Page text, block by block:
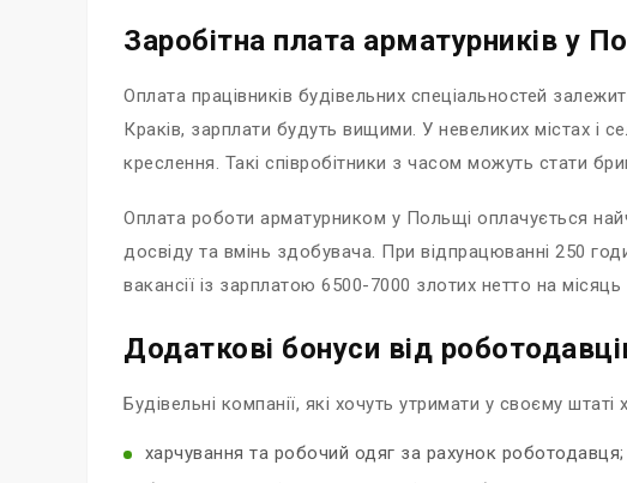
Заробітна плата арматурників у
Оплата працівників будівельних спеціальностей
Краків, зарплати будуть вищими. У невеликих містах і
креслення. Такі співробітники з часом можуть стати
Оплата роботи арматурником у Польщі оплачується
досвіду та вмінь здобувача. При відпрацюванні 250
вакансії із зарплатою 6500-7000 злотих нетто на
Додаткові бонуси від
Будівельні компанії, які хочуть утримати у своєму
харчування та робочий одяг за рахунок роботодавця;